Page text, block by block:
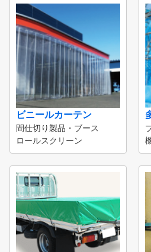
ビニールカーテン
間仕切り製品・ブース
ロールスクリーン